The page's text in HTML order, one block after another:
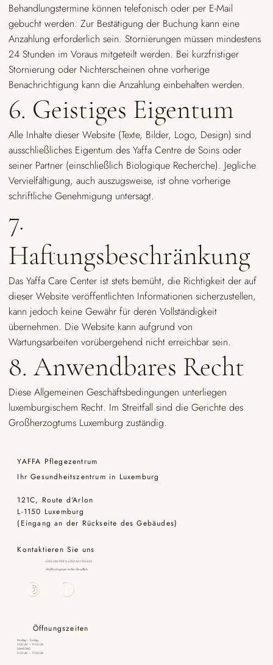
Behandlungstermine können telefonisch oder per E-Mail
gebucht werden. Zur Bestätigung der Buchung kann eine
Anzahlung erforderlich sein. Stornierungen müssen mindestens
24 Stunden im Voraus mitgeteilt werden. Bei kurzfristiger
Stornierung oder Nichterscheinen ohne vorherige
Benachrichtigung kann die Anzahlung einbehalten werden.
6. Geistiges Eigentum
Alle Inhalte dieser Website (Texte, Bilder, Logo, Design) sind
ausschließliches Eigentum des Yaffa Centre de Soins oder
seiner Partner (einschließlich Biologique Recherche). Jegliche
Vervielfältigung, auch auszugsweise, ist ohne vorherige
schriftliche Genehmigung untersagt.
7.
Haftungsbeschränkung
Das Yaffa Care Center ist stets bemüht, die Richtigkeit der auf
dieser Website veröffentlichten Informationen sicherzustellen,
kann jedoch keine Gewähr für deren Vollständigkeit
übernehmen. Die Website kann aufgrund von
Wartungsarbeiten vorübergehend nicht erreichbar sein.
8. Anwendbares Recht
Diese Allgemeinen Geschäftsbedingungen unterliegen
luxemburgischem Recht. Im Streitfall sind die Gerichte des
Großherzogtums Luxemburg zuständig.
YAFFA Pflegezentrum
Ihr Gesundheitszentrum in Luxemburg
121C, Route d'Arlon
L-1150 Luxemburg
(Eingang an der Rückseite des Gebäudes)
Öffnungszeiten
Montag – Freitag
9:00 Uhr – 19:00 Uhr
SAMSTAG
9:00 Uhr – 17:00 Uhr
Kontaktieren Sie uns
+352 246 9281 | +352 661 153 433
info@biologique-recherche-yaffa.lu